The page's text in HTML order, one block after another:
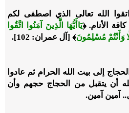
اتقوا الله تعالى الذي اصطفى لكم
الأنام. ﴿يَاأَيُّهَا الَّذِينَ آمَنُوا اتَّقُوا
وَأَنْتُمْ مُسْلِمُونَ﴾ [آل عمران: 102].
إلى بيت الله الحرام ثم عادوا
أن يتقبل من الحجاج حجهم وأن
آمين آمين.